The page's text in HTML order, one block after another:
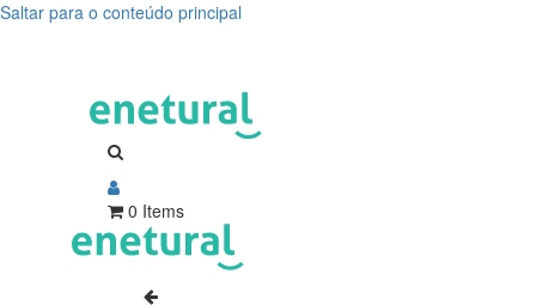
Saltar para o conteúdo principal
0 Items